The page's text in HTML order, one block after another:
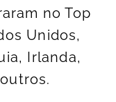
no Top
Unidos,
Irlanda,